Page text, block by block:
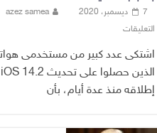
الدخيل يتابع
الاستراتيجية
بالموصل
على ضرورة
7 ديسمبر، 2020
azez samea
التعليقات
اشتكى عدد كبير من مستخدمى
إطلاقه منذ عدة أيام، بأن